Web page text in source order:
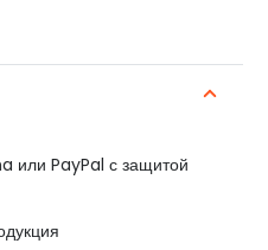
или PayPal с защитой